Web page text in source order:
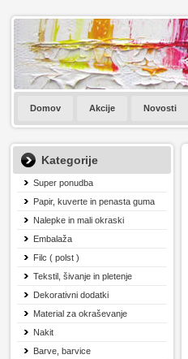
Domov Akcije Novosti
Kategorije
Super ponudba
Papir, kuverte in penasta guma
Nalepke in mali okraski
Embalaža
Filc ( polst )
Tekstil, šivanje in pletenje
Dekorativni dodatki
Material za okraševanje
Nakit
Barve, barvice